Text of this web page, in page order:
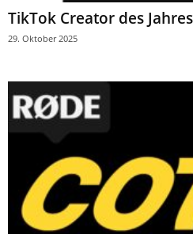
TikTok Creator des
29. Oktober 2025